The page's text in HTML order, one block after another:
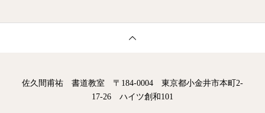
佐久間甫祐 書道教室 〒184-0004 東京都小金井市本町2-
17-26 ハイツ創和101